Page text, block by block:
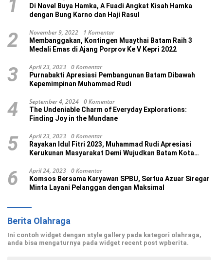
1
Di Novel Buya Hamka, A Fuadi Angkat Kisah Hamka
dengan Bung Karno dan Haji Rasul
2 November 9, 2022 1 Komentar
Membanggakan, Kontingen Muaythai Batam Raih 3
Medali Emas di Ajang Porprov Ke V Kepri 2022
3 April 23, 2023 0 Komentar
Purnabakti Apresiasi Pembangunan Batam Dibawah
Kepemimpinan Muhammad Rudi
4 September 4, 2024 0 Komentar
The Undeniable Charm of Everyday Explorations:
Finding Joy in the Mundane
5 April 23, 2023 0 Komentar
Rayakan Idul Fitri 2023, Muhammad Rudi Apresiasi
Kerukunan Masyarakat Demi Wujudkan Batam Kota
6 April 24, 2023 0 Komentar
Komsos Bersama Karyawan SPBU, Sertua Azuar Siregar
Minta Layani Pelanggan dengan Maksimal
Berita Olahraga
Ini contoh widget dengan style gallery pada kategori olahraga,
anda bisa mengaturnya pada widget recent post wpberita.